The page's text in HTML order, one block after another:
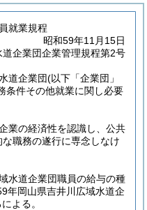
就業規程
昭和59年11月15日
企業団企業管理規程第2号
道企業団(以下「企業団」
条件その他就業に関し必要
業の経済性を認識し、公共
職務の遂行に専念しなけ
水道企業団職員の給与の種
年岡山県吉井川広域水道企
よる。